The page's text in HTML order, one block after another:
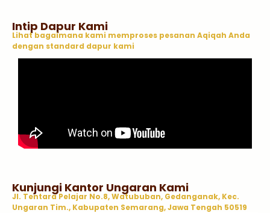
Intip Dapur Kami
Lihat bagaimana kami memproses pesanan Aqiqah Anda
dengan standard dapur kami
Kunjungi Kantor Ungaran Kami
Jl. Tentara Pelajar No.8, Watububan, Gedanganak, Kec.
Ungaran Tim., Kabupaten Semarang, Jawa Tengah 50519